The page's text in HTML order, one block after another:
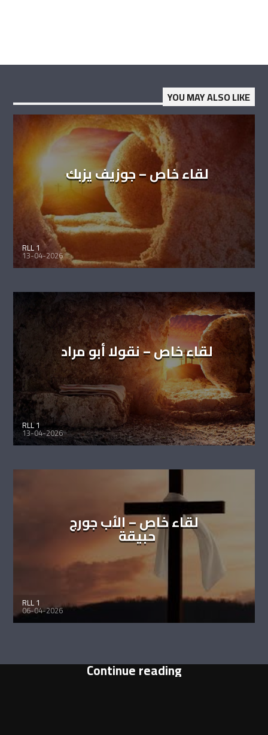
YOU MAY ALSO LIKE
لقاء خاص – جوزيف يزبك
RLL 1
13-04-2026
لقاء خاص – نقولا أبو مراد
RLL 1
13-04-2026
لقاء خاص – الأب جورج
حبيقة
RLL 1
06-04-2026
Continue reading